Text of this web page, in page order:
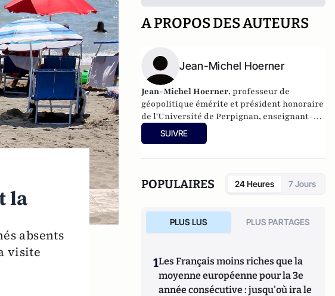
la
absents
visite
A PROPOS DES AUTEURS
Jean-Michel Hoerner
Jean-Michel Hoerner, professeur de
géopolitique émérite et président honoraire
de l'Université de Perpignan, enseignant-
chercheur à l'IDRAC-IEFT, auteur avec
Catherine Sicart de
SUIVRE
POPULAIRES 24 Heures 7 Jours
PLUS LUS PLUS PARTAGES
1Les Français moins riches que la
moyenne européenne pour la 3e
année consécutive : jusqu'où ira le